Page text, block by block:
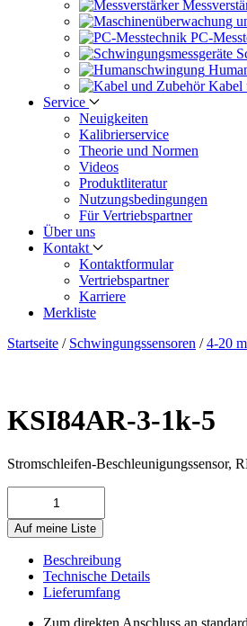
PC-
Kabel
Service
Neuigkeiten
Kalibrier­service
Theorie und Normen
Videos
Produkt­literatur
Nutzungs­bedingungen
Für Vertriebs­partner
Über uns
Kontakt
Kontaktformular
Vertriebs­partner
Karriere
Merkliste
Startseite / Schwingungs­sensoren /4-20
KSI84AR-3-1k-5
Stromschleifen-Beschleunigungs­sensor,
1k-
5
Menge
Auf meine Liste
Beschreibung
Technische Details
Lieferumfang